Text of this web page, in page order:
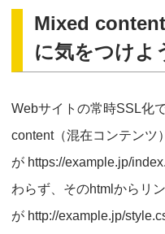
Mixed content
に気をつけよ
Webサイトの常時SSL化
content（混在コンテンツ
が https://example.jp/
わらず、そのhtmlからリ
が http://example.jp/